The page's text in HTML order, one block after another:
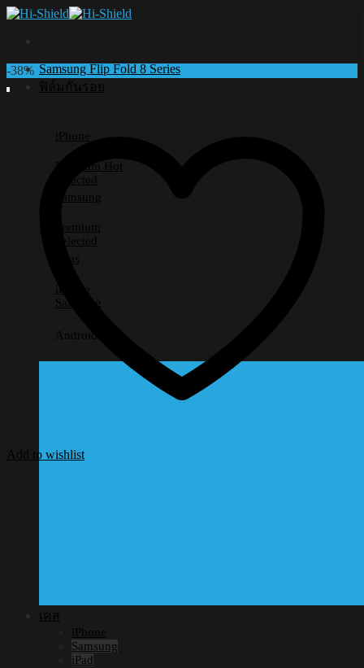
Skip
Samsung Flip Fold 8 Series
ฟิล์มกันรอย
iPhone
Premium
Selected
Samsung
Premium
Selected
Lens
iPhone
Samsung
Android อื่นๆ
เคส
iPhone
Samsung
iPad
-38%
Add to wishlist